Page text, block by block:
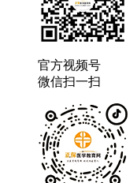
官方视频号
微信扫一扫